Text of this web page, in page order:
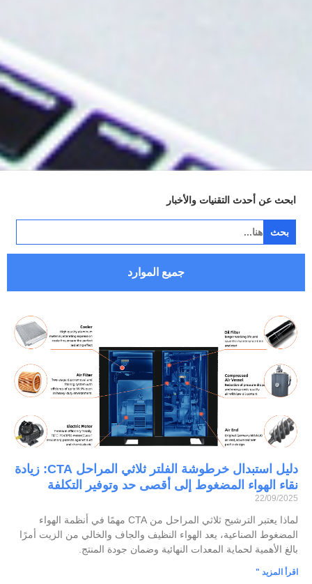
ابحث عن أحدث التقنيات والأخبار
ابحث
عن:
جميع الموارد
دليل استبدال خرطوشة الفلتر ثلاثي المراحل CTA: زيادة
نقاء الهواء المضغوط إلى أقصى حد وتوفير التكلفة
22/09/2025
لماذا يعتبر الترشيح ثلاثي المراحل من CTA مهمًا في أنظمة الهواء
المضغوط الصناعية، يعد الهواء النظيف والجاف والخالي من الزيت أمرًا
بالغ الأهمية لحماية المعدات النهائية وضمان جودة المنتج.
اقرأ المزيد "